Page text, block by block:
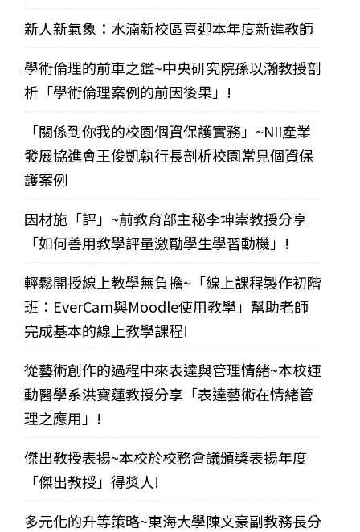
新人新氣象：水湳新校區喜迎本年度新進教師
學術倫理的前車之鑑~中央研究院孫以瀚教授剖
析「學術倫理案例的前因後果」!
「關係到你我的校園個資保護實務」~NII產業
發展協進會王俊凱執行長剖析校園常見個資保
護案例
因材施「評」~前教育部主秘李坤崇教授分享
「如何善用教學評量激勵學生學習動機」!
輕鬆開授線上教學無負擔~「線上課程製作初階
班：EverCam與Moodle使用教學」幫助老師
完成基本的線上教學課程!
從藝術創作的過程中來表達與管理情緒~本校運
動醫學系洪寶蓮教授分享「表達藝術在情緒管
理之應用」!
傑出教授表揚~本校於校務會議頒獎表揚年度
「傑出教授」得獎人!
多元化的升等策略~東海大學陳文豪副教務長分